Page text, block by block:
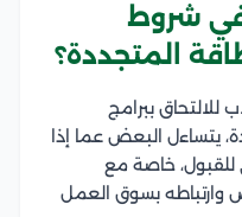
في شروط
المتجددة؟
ببرامج
يتساءل البعض عما إذا
للقبول، خاصة مع
وارتباطه بسوق العمل